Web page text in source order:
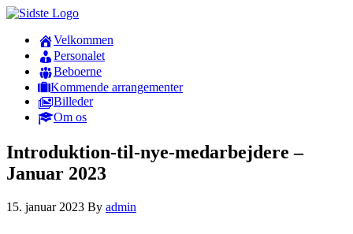
Velkommen
Personalet
Beboerne
Kommende arrangementer
Billeder
Om os
Introduktion-til-nye-medarbejdere –
Januar 2023
15. januar 2023 By admin